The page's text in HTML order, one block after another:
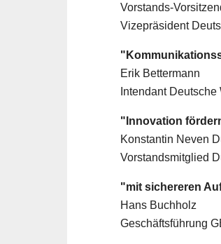
Vorstands-
Vizepräsident
Erik Bettermann
Intendant Deutsche
"Innovation
Konstantin Neven
Vorstandsmitglied
"mit sichereren
Hans Buchholz
Geschäftsführung